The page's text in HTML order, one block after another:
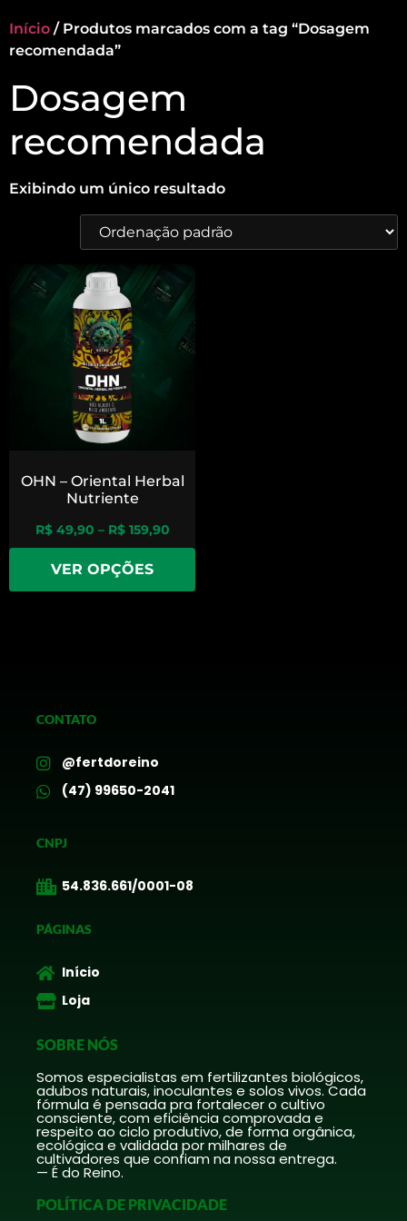
Início / Produtos marcados com a tag “Dosagem
recomendada”
Dosagem
recomendada
Exibindo um único resultado
OHN – Oriental Herbal
Nutriente
R$49,90 – R$159,90
VER OPÇÕES
CONTATO
@fertdoreino
(47) 99650-2041
CNPJ
54.836.661/0001-08
PÁGINAS
Início
Loja
SOBRE NÓS
Somos especialistas em fertilizantes biológicos,
adubos naturais, inoculantes e solos vivos. Cada
fórmula é pensada pra fortalecer o cultivo
consciente, com eficiência comprovada e
respeito ao ciclo produtivo, de forma orgânica,
ecológica e validada por milhares de
cultivadores que confiam na nossa entrega.
— É do Reino.
POLÍTICA DE PRIVACIDADE